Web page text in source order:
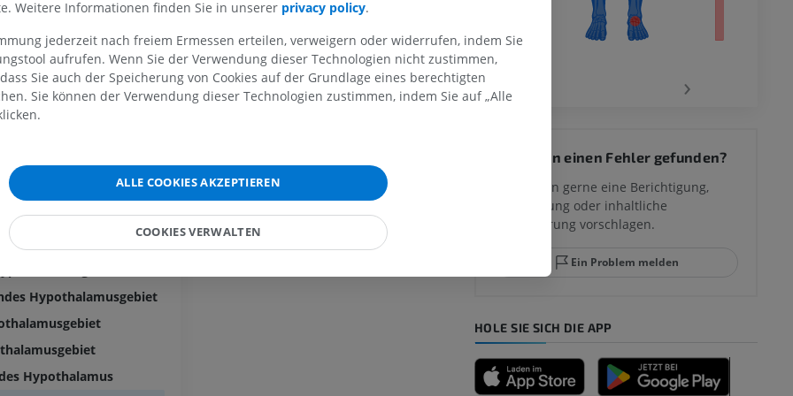
Hypothalamusgebiet
Hypothalamus
MRT
PREMIUM
Obere Extremität
Abbildungen
PREMIUM
Arteriografie der oberen
Angiographie
KOSTENLOS
Knie-MRT
MRT
PREMIUM
CT-Arthrogramm
MRT des Sprunggelenks und
des Rückfußes
›
Sie haben einen Fehler gefunden?
Sie können gerne eine Berichtigung,
Übersetzung oder inhaltliche
Verbesserung vorschlagen.
Ein Problem melden
HOLE SIE SICH DIE APP
Weitere Informationen finden Sie in unserer privacy policy.
jederzeit nach freiem Ermessen erteilen, verweigern oder widerrufen, indem Sie
aufrufen. Wenn Sie der Verwendung dieser Technologien nicht zustimmen,
Sie auch der Speicherung von Cookies auf der Grundlage eines berechtigten
Sie können der Verwendung dieser Technologien zustimmen, indem Sie auf „Alle
ALLE COOKIES AKZEPTIEREN
COOKIES VERWALTEN